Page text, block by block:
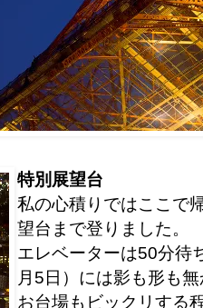
特別展望台
私の心積りではここで
望台まで登りました。
エレベーターは50分待
月5日）には影も形も
お台場もビックリする